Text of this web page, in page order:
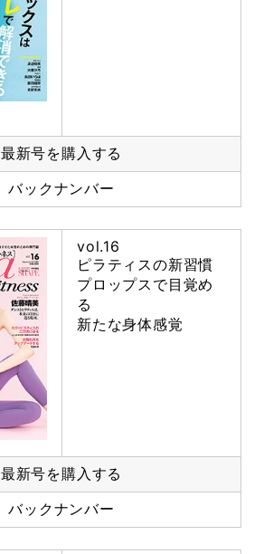
最新号を購入する
バックナンバー
vol.16
ピラティスの新習慣
プロップスで目覚め
る
新たな身体感覚
最新号を購入する
バックナンバー